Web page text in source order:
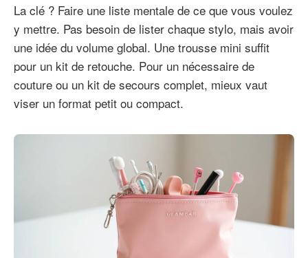
La clé ? Faire une liste mentale de ce que vous voulez
y mettre. Pas besoin de lister chaque stylo, mais avoir
une idée du volume global. Une trousse mini suffit
pour un kit de retouche. Pour un nécessaire de
couture ou un kit de secours complet, mieux vaut
viser un format petit ou compact.